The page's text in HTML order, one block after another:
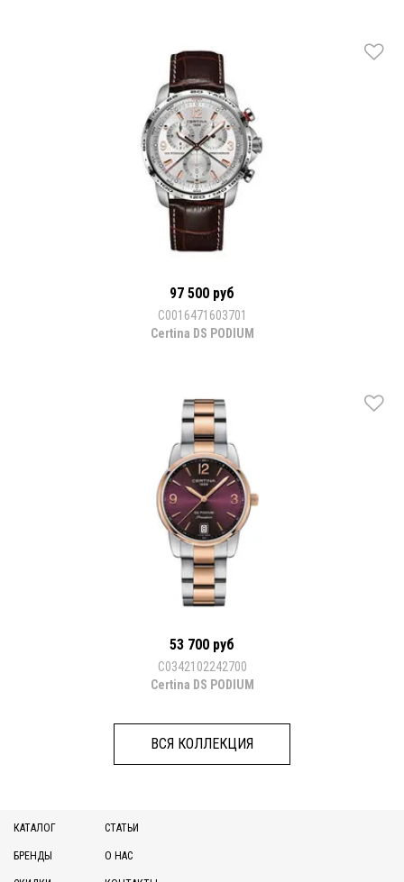
97 500 руб
C0016471603701
Certina DS PODIUM
53 700 руб
C0342102242700
Certina DS PODIUM
ВСЯ КОЛЛЕКЦИЯ
КАТАЛОГ
БРЕНДЫ
СТАТЬИ
О НАС